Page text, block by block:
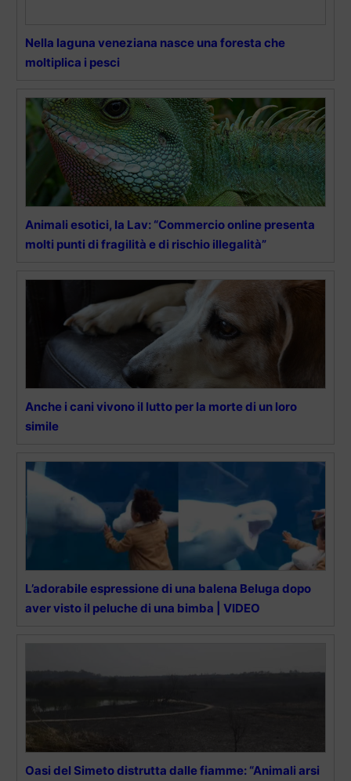
Nella laguna veneziana nasce una foresta che
moltiplica i pesci
Animali esotici, la Lav: “Commercio online presenta
molti punti di fragilità e di rischio illegalità”
Anche i cani vivono il lutto per la morte di un loro
simile
L’adorabile espressione di una balena Beluga dopo
aver visto il peluche di una bimba | VIDEO
Oasi del Simeto distrutta dalle fiamme: “Animali arsi